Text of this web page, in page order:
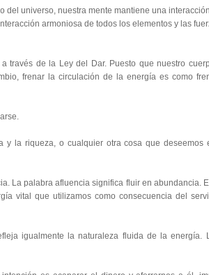
del universo, nuestra mente mantiene una
armoniosa de todos los elementos y las
través de la Ley del Dar. Puesto que nuestro
frenar la circulación de la energía es como
y la riqueza, o cualquier otra cosa que deseemos
La palabra afluencia significa fluir en abundancia.
vital que utilizamos como consecuencia del
igualmente la naturaleza fluida de la energía.